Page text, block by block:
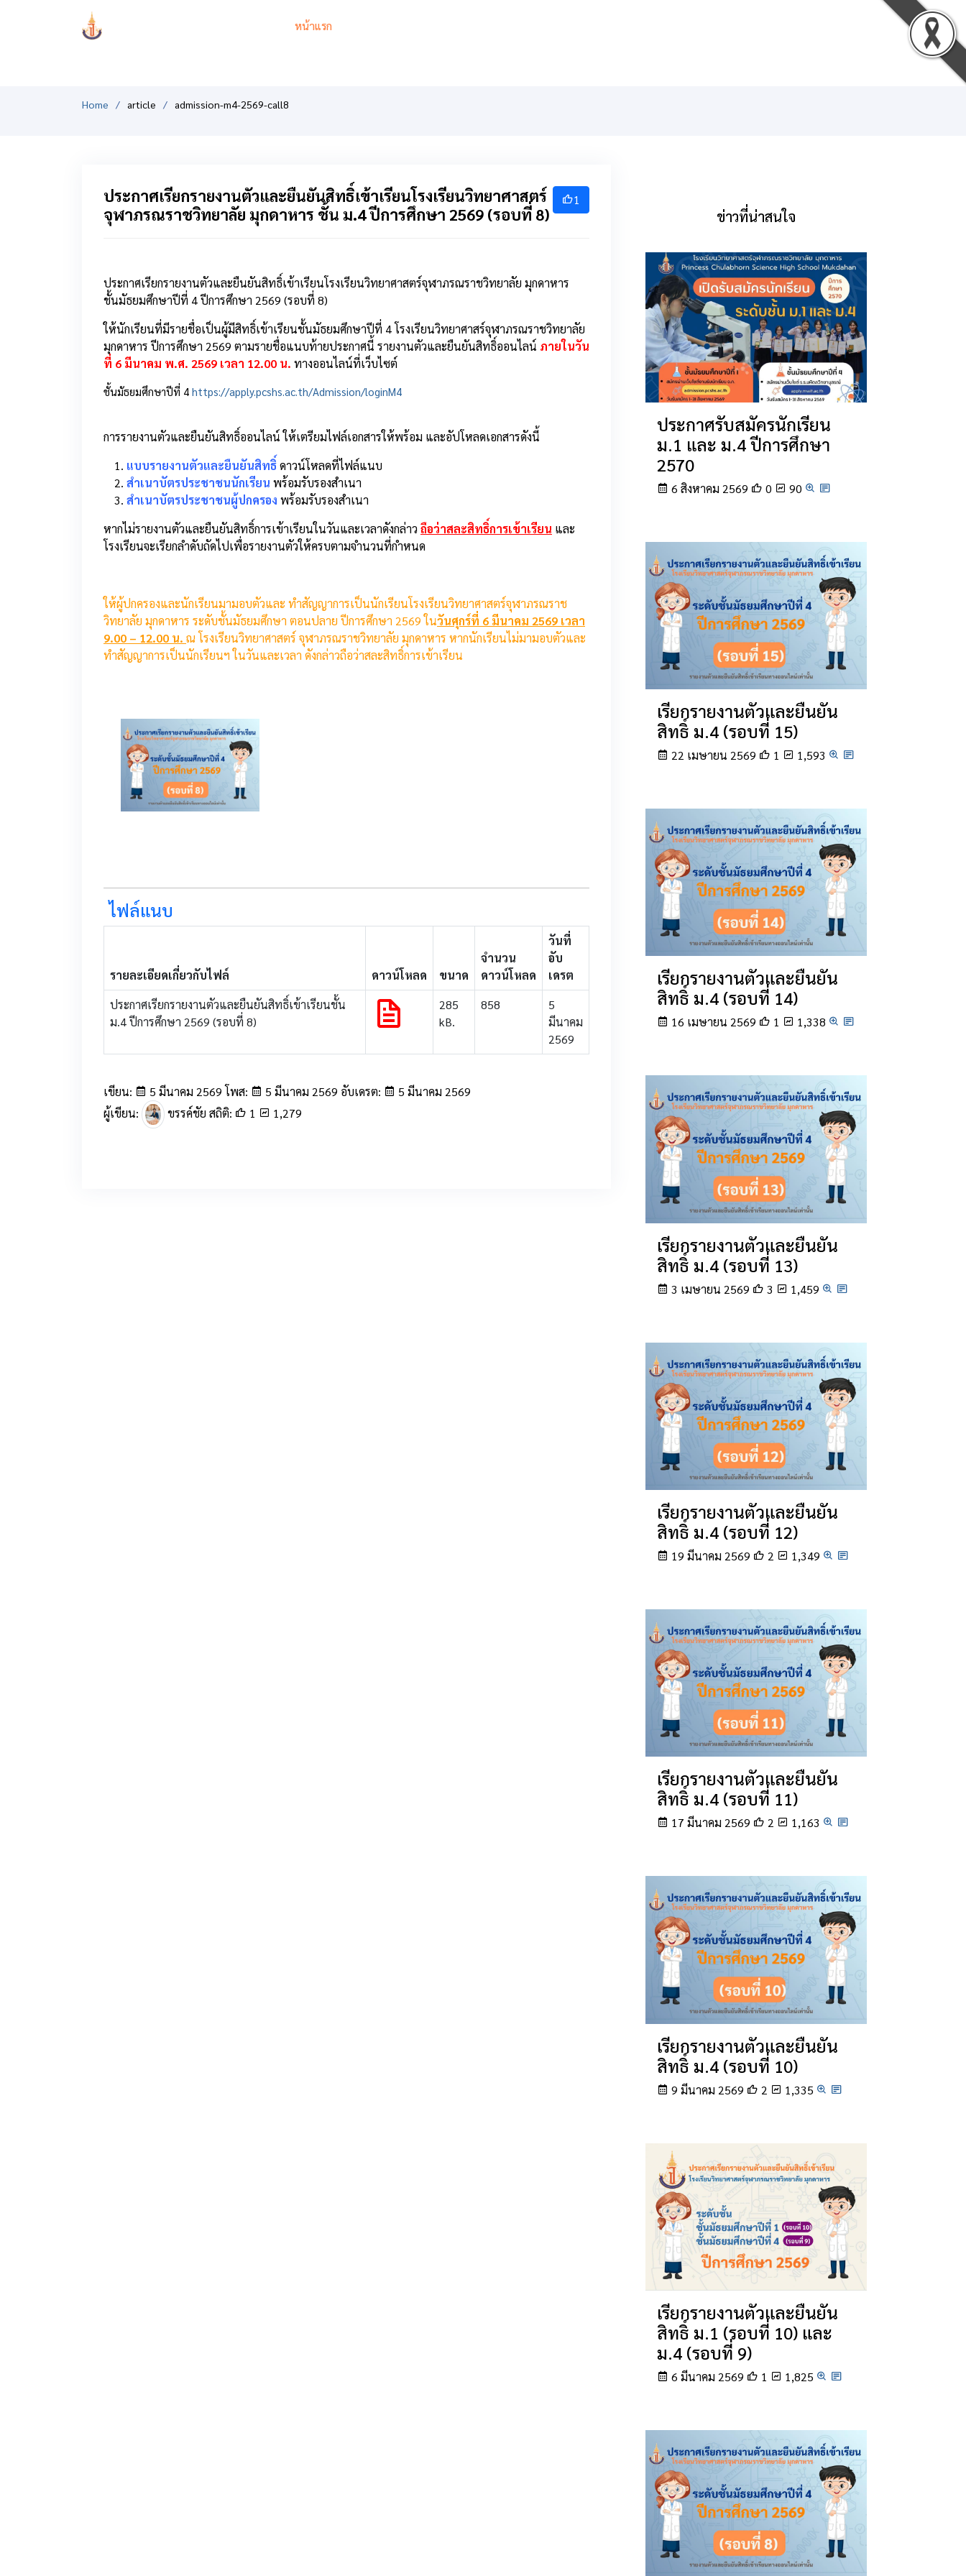
หน้าแรก
Home article admission-m4-2569-call8
1
ประกาศเรียกรายงานตัวและยืนยันสิทธิ์เข้าเรียนโรงเรียนวิทยาศาสตร์
จุฬาภรณราชวิทยาลัย มุกดาหาร ชั้น ม.4 ปีการศึกษา 2569 (รอบที่ 8)
ประกาศเรียกรายงานตัวและยืนยันสิทธิ์เข้าเรียนโรงเรียนวิทยาศาสตร์จุฬาภรณราชวิทยาลัย มุกดาหาร
ชั้นมัธยมศึกษาปีที่ 4 ปีการศึกษา 2569 (รอบที่ 8)
ให้นักเรียนที่มีรายชื่อเป็นผู้มีสิทธิ์เข้าเรียนชั้นมัธยมศึกษาปีที่ 4 โรงเรียนวิทยาศาสร์จุฬาภรณราชวิทยาลัย
มุกดาหาร ปีการศึกษา 2569 ตามรายชื่อแนบท้ายประกาศนี้ รายงานตัวและยืนยันสิทธิ์ออนไลน์ ภายในวัน
ที่ 6 มีนาคม พ.ศ. 2569 เวลา 12.00 น. ทางออนไลน์ที่เว็บไซต์
ชั้นมัธยมศึกษาปีที่ 4 https://apply.pcshs.ac.th/Admission/loginM4
การรายงานตัวและยืนยันสิทธิ์ออนไลน์ ให้เตรียมไฟล์เอกสารให้พร้อม และอัปโหลดเอกสารดังนี้
แบบรายงานตัวและยืนยันสิทธิ์ดาวน์โหลดที่ไฟล์แนบ
สำเนาบัตรประชาชนนักเรียน พร้อมรับรองสำเนา
สำเนาบัตรประชาชนผู้ปกครอง พร้อมรับรองสำเนา
หากไม่รายงานตัวและยืนยันสิทธิ์การเข้าเรียนในวันและเวลาดังกล่าว ถือว่าสละสิทธิ์การเข้าเรียน และ
โรงเรียนจะเรียกลำดับถัดไปเพื่อรายงานตัวให้ครบตามจำนวนที่กำหนด
ให้ผู้ปกครองและนักเรียนมามอบตัวและ ทำสัญญาการเป็นนักเรียนโรงเรียนวิทยาศาสตร์จุฬาภรณราช
วิทยาลัย มุกดาหาร ระดับชั้นมัธยมศึกษา ตอนปลาย ปีการศึกษา 2569ในวันศุกร์ที่ 6 มีนาคม 2569 เวลา
9.00 – 12.00 น. ณ โรงเรียนวิทยาศาสตร์ จุฬาภรณราชวิทยาลัย มุกดาหาร หากนักเรียนไม่มามอบตัวและ
ทำสัญญาการเป็นนักเรียนฯ ในวันและเวลา ดังกล่าวถือว่าสละสิทธิ์การเข้าเรียน
ไฟล์แนบ
รายละเอียดเกี่ยวกับไฟล์ ดาวน์โหลด ขนาด
จำนวน
ดาวน์โหลด
วันที่
อับ
เดรต
ประกาศเรียกรายงานตัวและยืนยันสิทธิ์เข้าเรียนชั้น
ม.4 ปีการศึกษา 2569 (รอบที่ 8)
285
kB.
858
5
มีนาคม
2569
เขียน: 5 มีนาคม 2569 โพส: 5 มีนาคม 2569 อับเดรต:
5 มีนาคม 2569
ผู้เขียน:
ขรรค์ชัย สถิติ: 1 1,279
ข่าวที่น่าสนใจ
ประกาศรับสมัครนักเรียน
ม.1 และ ม.4 ปีการศึกษา
2570
6 สิงหาคม 2569 0 90
เรียกรายงานตัวและยืนยัน
สิทธิ์ ม.4 (รอบที่ 15)
22 เมษายน 2569 1 1,593
เรียกรายงานตัวและยืนยัน
สิทธิ์ ม.4 (รอบที่ 14)
16 เมษายน 2569 1 1,338
เรียกรายงานตัวและยืนยัน
สิทธิ์ ม.4 (รอบที่ 13)
3 เมษายน 2569 3 1,459
เรียกรายงานตัวและยืนยัน
สิทธิ์ ม.4 (รอบที่ 12)
19 มีนาคม 2569 2 1,349
เรียกรายงานตัวและยืนยัน
สิทธิ์ ม.4 (รอบที่ 11)
17 มีนาคม 2569 2 1,163
เรียกรายงานตัวและยืนยัน
สิทธิ์ ม.4 (รอบที่ 10)
9 มีนาคม 2569 2 1,335
เรียกรายงานตัวและยืนยัน
สิทธิ์ ม.1 (รอบที่ 10) และ
ม.4 (รอบที่ 9)
6 มีนาคม 2569 1 1,825